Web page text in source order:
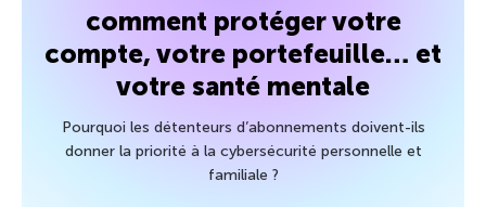
comment protéger votre
compte, votre portefeuille… et
votre santé mentale
Pourquoi les détenteurs d’abonnements doivent-ils
donner la priorité à la cybersécurité personnelle et
familiale ?